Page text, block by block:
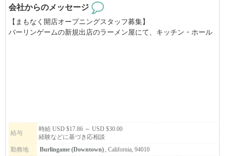
1.履歴書送付（書類審査）
2.Zoom及び対面での面接 (2~3回）
3.採用決定
4.ビザ資料集め
会社からのメッセージ
【まもなく開店オープニングスタッフ募集】
バーリンゲームの新規出店のラーメン屋にて、キッチン・ホール
給与
時給 USD $17.86 ～ USD $30.00
経験などに基づき応相談
勤務地
Burlingame (Downtown) , California, 94010